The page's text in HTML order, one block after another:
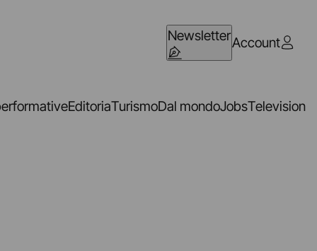
NewsletterAccount
EditoriaTurismoDal mondoJobsTelevision